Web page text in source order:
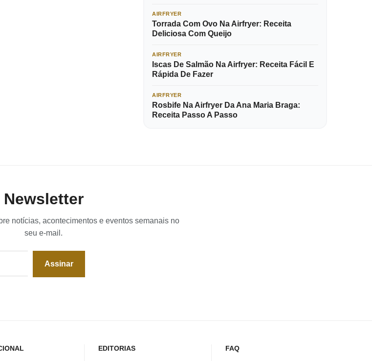
AIRFRYER
Torrada Com Ovo Na Airfryer: Receita
Deliciosa Com Queijo
AIRFRYER
Iscas De Salmão Na Airfryer: Receita Fácil E
Rápida De Fazer
AIRFRYER
Rosbife Na Airfryer Da Ana Maria Braga:
Receita Passo A Passo
Newsletter
notícias, acontecimentos e eventos semanais no
seu e-mail.
Assinar
EDITORIAS FAQ